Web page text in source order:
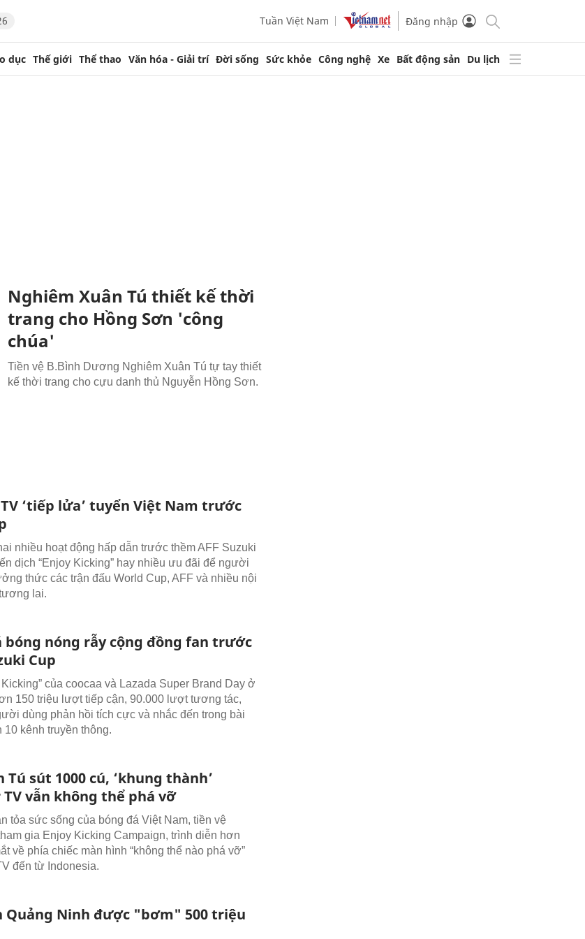
Tuần Việt Nam Đăng nhập
dục Thế giới Thể thao Văn hóa - Giải trí Đời sống Sức khỏe Công nghệ Xe Bất động sản Du lịch
Nghiêm Xuân Tú thiết kế thời
trang cho Hồng Sơn 'công
chúa'
Tiền vệ B.Bình Dương Nghiêm Xuân Tú tự tay thiết
kế thời trang cho cựu danh thủ Nguyễn Hồng Sơn.
‘tiếp lửa’ tuyển Việt Nam trước
nhiều hoạt động hấp dẫn trước thềm AFF Suzuki
dịch “Enjoy Kicking” hay nhiều ưu đãi để người
thức các trận đấu World Cup, AFF và nhiều nội
lai.
bóng nóng rẫy cộng đồng fan trước
Cup
của coocaa và Lazada Super Brand Day ở
150 triệu lượt tiếp cận, 90.000 lượt tương tác,
dùng phản hồi tích cực và nhắc đến trong bài
kênh truyền thông.
Tú sút 1000 cú, ‘khung thành’
TV vẫn không thể phá vỡ
tỏa sức sống của bóng đá Việt Nam, tiền vệ
gia Enjoy Kicking Campaign, trình diễn hơn
về phía chiếc màn hình “không thể nào phá vỡ”
đến từ Indonesia.
Quảng Ninh được "bơm" 500 triệu